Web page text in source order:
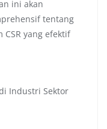
ini akan
tentang
yang efektif
Industri Sektor